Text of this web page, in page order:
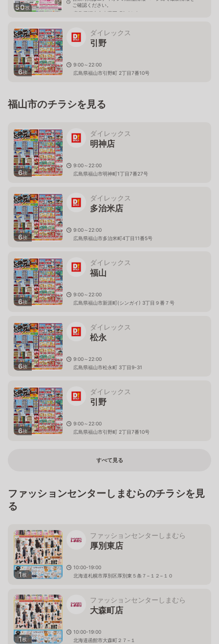
50枚
ご確認ください。
広島県福山市南蔵王町5-21-8
6枚
ダイレックス
引野
9:00～22:00
広島県福山市引野町 2丁目7番10号
福山市のチラシを見る
6枚
ダイレックス
明神店
9:00～22:00
広島県福山市明神町1丁目7番27号
6枚
ダイレックス
多治米店
9:00～22:00
広島県福山市多治米町4丁目11番5号
6枚
ダイレックス
福山
9:00～22:00
広島県福山市新涯町(シンガイ) 3丁目９番７号
6枚
ダイレックス
松永
9:00～22:00
広島県福山市松永町 3丁目9-31
6枚
ダイレックス
引野
9:00～22:00
広島県福山市引野町 2丁目7番10号
すべて見る
ファッションセンターしまむらのチラシを見
る
1枚
ファッションセンターしまむら
厚別東店
10:00-19:00
北海道札幌市厚別区厚別東５条７−１２−１０
1枚
ファッションセンターしまむら
大森町店
10:00-19:00
北海道函館市大森町２７−１